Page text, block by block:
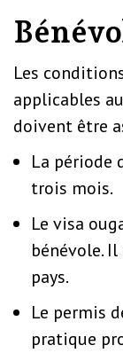
Les
applicables
doivent être
La période
trois mois.
Le visa
bénévole.
pays.
Le permis
pratique